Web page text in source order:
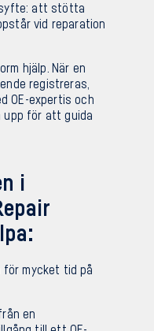
syfte: att stötta
vid reparation
hjälp. När en
registreras,
OE-expertis och
upp för att guida
i
för mycket tid på
en